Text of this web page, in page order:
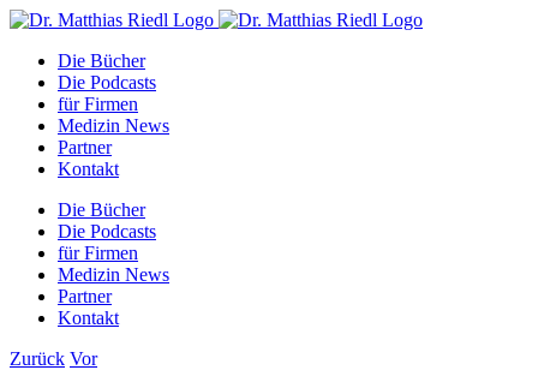
Zum
springen
Facebook
Instagram
YouTube
E-
Die Bücher
Die Podcasts
für Firmen
Medizin News
Partner
Kontakt
Die Bücher
Die Podcasts
für Firmen
Medizin News
Partner
Kontakt
Zurück Vor